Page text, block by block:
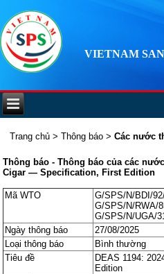
VIETNAM
Trang chủ >Thông báo >Các nước
Thông báo - Thông báo của các
Cigar — Specification, First Edition
Mã WTO
G/SPS/N/BDI/
G/SPS/N/RWA/
G/SPS/N/UGA/
Ngày thông báo
27/08/2025
Loại thông báo
Bình thường
Tiêu đề
DEAS 1194:
Edition